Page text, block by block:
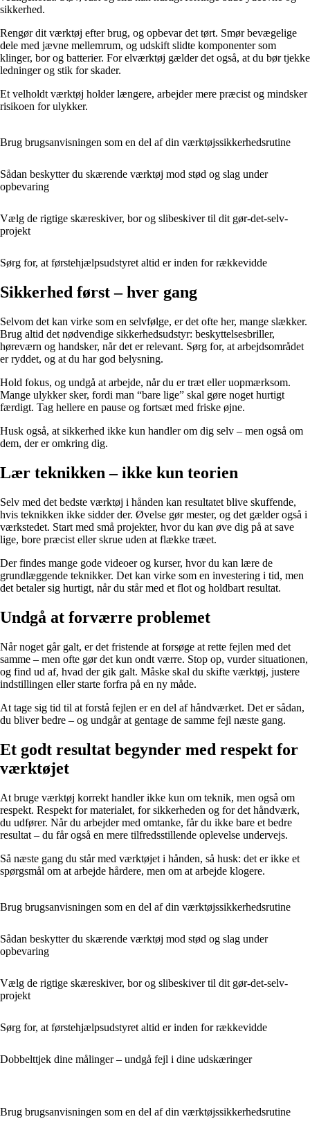
sikkerhed.
Rengør dit værktøj efter brug, og opbevar det tørt. Smør bevægelige
dele med jævne mellemrum, og udskift slidte komponenter som
klinger, bor og batterier. For elværktøj gælder det også, at du bør tjekke
ledninger og stik for skader.
Et velholdt værktøj holder længere, arbejder mere præcist og mindsker
risikoen for ulykker.
Brug brugsanvisningen som en del af din værktøjssikkerhedsrutine
Sådan beskytter du skærende værktøj mod stød og slag under
opbevaring
Vælg de rigtige skæreskiver, bor og slibeskiver til dit gør-det-selv-
projekt
Sørg for, at førstehjælpsudstyret altid er inden for rækkevidde
Sikkerhed først – hver gang
Selvom det kan virke som en selvfølge, er det ofte her, mange slækker.
Brug altid det nødvendige sikkerhedsudstyr: beskyttelsesbriller,
høreværn og handsker, når det er relevant. Sørg for, at arbejdsområdet
er ryddet, og at du har god belysning.
Hold fokus, og undgå at arbejde, når du er træt eller uopmærksom.
Mange ulykker sker, fordi man “bare lige” skal gøre noget hurtigt
færdigt. Tag hellere en pause og fortsæt med friske øjne.
Husk også, at sikkerhed ikke kun handler om dig selv – men også om
dem, der er omkring dig.
Lær teknikken – ikke kun teorien
Selv med det bedste værktøj i hånden kan resultatet blive skuffende,
hvis teknikken ikke sidder der. Øvelse gør mester, og det gælder også i
værkstedet. Start med små projekter, hvor du kan øve dig på at save
lige, bore præcist eller skrue uden at flække træet.
Der findes mange gode videoer og kurser, hvor du kan lære de
grundlæggende teknikker. Det kan virke som en investering i tid, men
det betaler sig hurtigt, når du står med et flot og holdbart resultat.
Undgå at forværre problemet
Når noget går galt, er det fristende at forsøge at rette fejlen med det
samme – men ofte gør det kun ondt værre. Stop op, vurder situationen,
og find ud af, hvad der gik galt. Måske skal du skifte værktøj, justere
indstillingen eller starte forfra på en ny måde.
At tage sig tid til at forstå fejlen er en del af håndværket. Det er sådan,
du bliver bedre – og undgår at gentage de samme fejl næste gang.
Et godt resultat begynder med respekt for
værktøjet
At bruge værktøj korrekt handler ikke kun om teknik, men også om
respekt. Respekt for materialet, for sikkerheden og for det håndværk,
du udfører. Når du arbejder med omtanke, får du ikke bare et bedre
resultat – du får også en mere tilfredsstillende oplevelse undervejs.
Så næste gang du står med værktøjet i hånden, så husk: det er ikke et
spørgsmål om at arbejde hårdere, men om at arbejde klogere.
Brug brugsanvisningen som en del af din værktøjssikkerhedsrutine
Sådan beskytter du skærende værktøj mod stød og slag under
opbevaring
Vælg de rigtige skæreskiver, bor og slibeskiver til dit gør-det-selv-
projekt
Sørg for, at førstehjælpsudstyret altid er inden for rækkevidde
Dobbelttjek dine målinger – undgå fejl i dine udskæringer
Brug brugsanvisningen som en del af din værktøjssikkerhedsrutine